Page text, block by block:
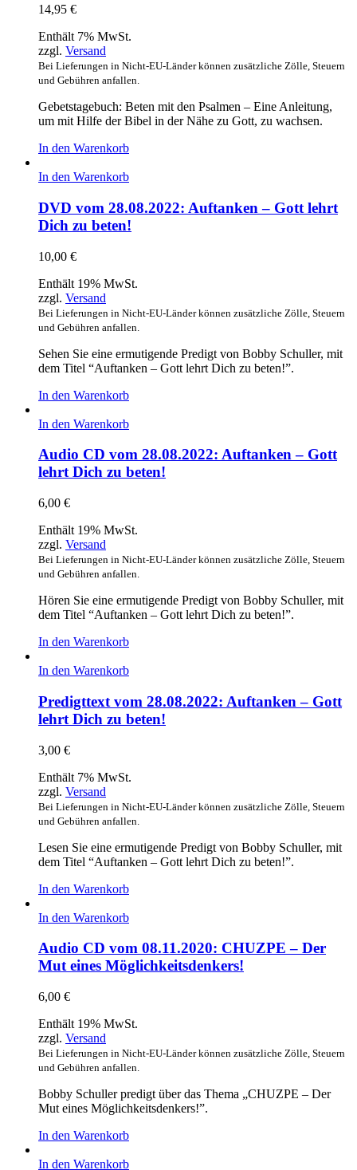
14,95 €
Enthält 7% MwSt.
zzgl. Versand
Bei Lieferungen in Nicht-EU-Länder können zusätzliche Zölle, Steuern
und Gebühren anfallen.
Gebetstagebuch: Beten mit den Psalmen – Eine Anleitung,
um mit Hilfe der Bibel in der Nähe zu Gott, zu wachsen.
In den Warenkorb
In den Warenkorb
DVD vom 28.08.2022: Auftanken – Gott lehrt
Dich zu beten!
10,00 €
Enthält 19% MwSt.
zzgl. Versand
Bei Lieferungen in Nicht-EU-Länder können zusätzliche Zölle, Steuern
und Gebühren anfallen.
Sehen Sie eine ermutigende Predigt von Bobby Schuller, mit
dem Titel “Auftanken – Gott lehrt Dich zu beten!”.
In den Warenkorb
In den Warenkorb
Audio CD vom 28.08.2022: Auftanken – Gott
lehrt Dich zu beten!
6,00 €
Enthält 19% MwSt.
zzgl. Versand
Bei Lieferungen in Nicht-EU-Länder können zusätzliche Zölle, Steuern
und Gebühren anfallen.
Hören Sie eine ermutigende Predigt von Bobby Schuller, mit
dem Titel “Auftanken – Gott lehrt Dich zu beten!”.
In den Warenkorb
In den Warenkorb
Predigttext vom 28.08.2022: Auftanken – Gott
lehrt Dich zu beten!
3,00 €
Enthält 7% MwSt.
zzgl. Versand
Bei Lieferungen in Nicht-EU-Länder können zusätzliche Zölle, Steuern
und Gebühren anfallen.
Lesen Sie eine ermutigende Predigt von Bobby Schuller, mit
dem Titel “Auftanken – Gott lehrt Dich zu beten!”.
In den Warenkorb
In den Warenkorb
Audio CD vom 08.11.2020: CHUZPE – Der
Mut eines Möglichkeitsdenkers!
6,00 €
Enthält 19% MwSt.
zzgl. Versand
Bei Lieferungen in Nicht-EU-Länder können zusätzliche Zölle, Steuern
und Gebühren anfallen.
Bobby Schuller predigt über das Thema „CHUZPE – Der
Mut eines Möglichkeitsdenkers!”.
In den Warenkorb
In den Warenkorb